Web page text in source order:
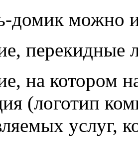
домик можно
на котором
(логотип
услуг,